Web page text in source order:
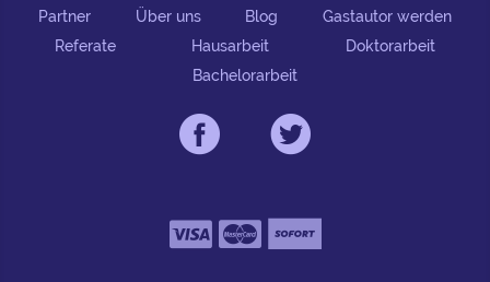
Partner Über uns Blog
Gastautor werden
Referate
Hausarbeit
Doktorarbeit
Bachelorarbeit